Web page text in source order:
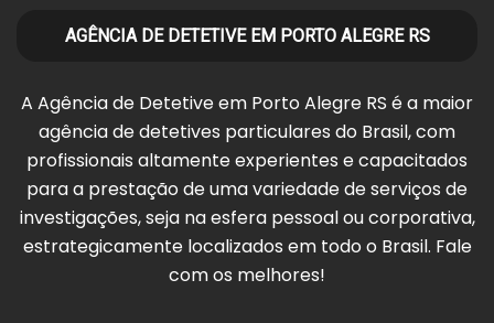
AGÊNCIA DE DETETIVE EM PORTO ALEGRE RS
A Agência de Detetive em Porto Alegre RS é a maior
agência de detetives particulares do Brasil, com
profissionais altamente experientes e capacitados
para a prestação de uma variedade de serviços de
investigações, seja na esfera pessoal ou corporativa,
estrategicamente localizados em todo o Brasil. Fale
com os melhores!